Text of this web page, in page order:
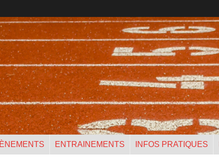
ENTRAINEMENTS INFOS PRATIQUES